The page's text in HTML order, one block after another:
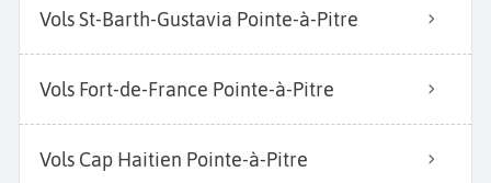
Vols St-Barth-Gustavia Pointe-à-Pitre
Vols Fort-de-France Pointe-à-Pitre
Vols Cap Haitien Pointe-à-Pitre